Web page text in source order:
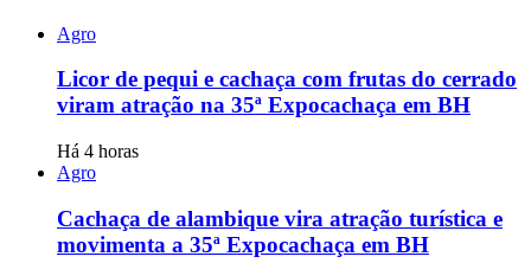
Agro
Licor de pequi e cachaça com frutas do cerrado
viram atração na 35ª Expocachaça em BH
Há 4 horas
Agro
Cachaça de alambique vira atração turística e
movimenta a 35ª Expocachaça em BH